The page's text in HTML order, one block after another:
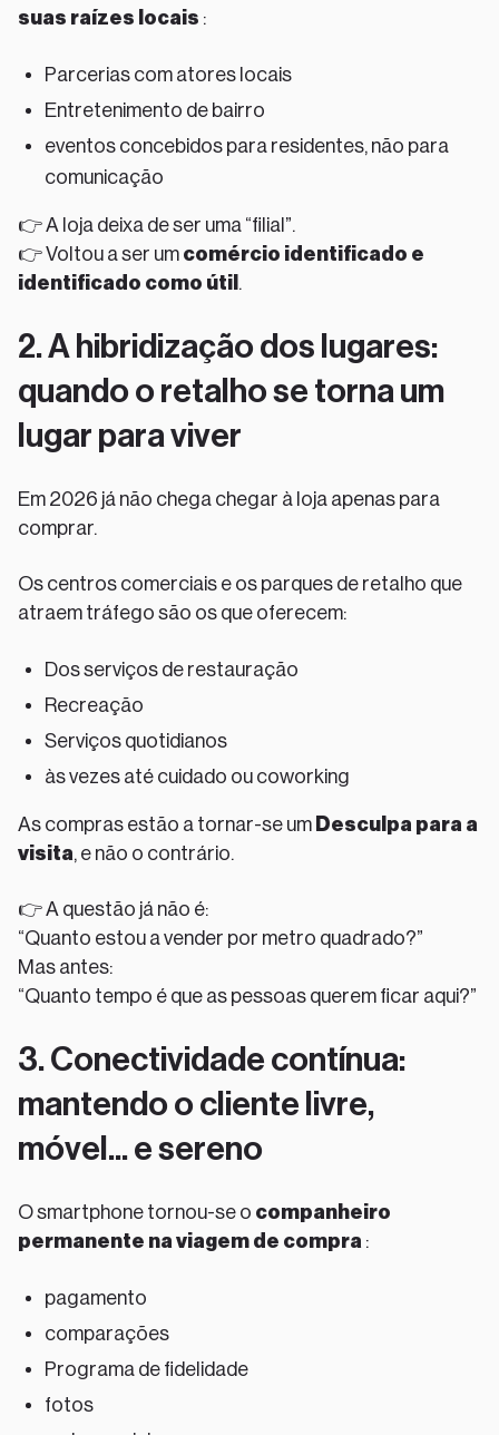
suas raízes locais :
Parcerias com atores locais
Entretenimento de bairro
eventos concebidos para residentes, não para
comunicação
👉 A loja deixa de ser uma “filial”.
👉 Voltou a ser um comércio identificado e
identificado como útil .
2. A hibridização dos lugares:
quando o retalho se torna um
lugar para viver
Em 2026 já não chega chegar à loja apenas para
comprar.
Os centros comerciais e os parques de retalho que
atraem tráfego são os que oferecem:
Dos serviços de restauração
Recreação
Serviços quotidianos
às vezes até cuidado ou coworking
As compras estão a tornar-se um Desculpa para a
visita, e não o contrário.
👉 A questão já não é:
“Quanto estou a vender por metro quadrado?”
Mas antes:
“Quanto tempo é que as pessoas querem ficar aqui?”
3. Conectividade contínua:
mantendo o cliente livre,
móvel... e sereno
O smartphone tornou-se o companheiro
permanente na viagem de compra :
pagamento
comparações
Programa de fidelidade
fotos